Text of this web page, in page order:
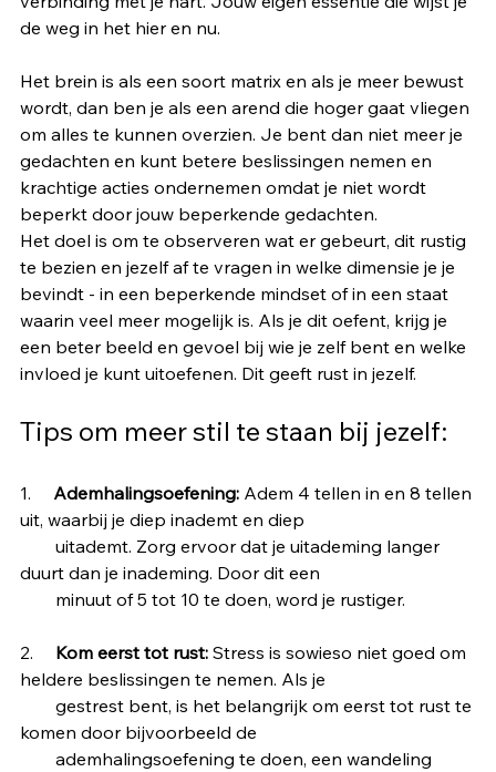
de weg in het hier en nu.
Het brein is als een soort matrix en als je meer bewust
wordt, dan ben je als een arend die hoger gaat vliegen
om alles te kunnen overzien. Je bent dan niet meer je
gedachten en kunt betere beslissingen nemen en
krachtige acties ondernemen omdat je niet wordt
beperkt door jouw beperkende gedachten.
Het doel is om te observeren wat er gebeurt, dit rustig
te bezien en jezelf af te vragen in welke dimensie je je
bevindt - in een beperkende mindset of in een staat
waarin veel meer mogelijk is. Als je dit oefent, krijg je
een beter beeld en gevoel bij wie je zelf bent en welke
invloed je kunt uitoefenen. Dit geeft rust in jezelf.
Tips om meer stil te staan bij jezelf:
1. Ademhalingsoefening: Adem 4 tellen in en 8 tellen
uit, waarbij je diep inademt en diep
duurt dan je inademing. Door dit een
        minuut of 5 tot 10 te doen, word je rustiger.
2. Kom eerst tot rust: Stress is sowieso niet goed om
heldere beslissingen te nemen. Als je
komen door bijvoorbeeld de